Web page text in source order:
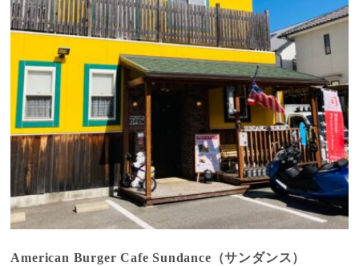
American Burger Cafe Sundance（サンダンス）